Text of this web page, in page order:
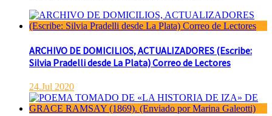
ARCHIVO DE DOMICILIOS, ACTUALIZADORES (Escribe:
Silvia Pradelli desde La Plata) Correo de Lectores
24.Jul 2020